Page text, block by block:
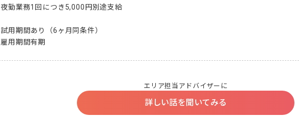
夜勤業務1回につき5,000円別途支給
試用期間あり（6ヶ月同条件）
雇用期間有期
エリア担当アドバイザーに
詳しい話を聞いてみる